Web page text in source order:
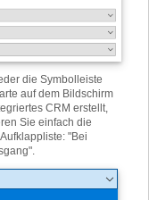
die Symbolleiste
auf dem Bildschirm
CRM erstellt,
Sie einfach die
"Bei